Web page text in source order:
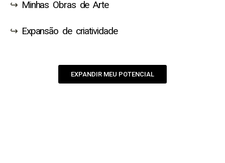
↪︎ Minhas Obras de Arte
↪︎ Expansão de criatividade
EXPANDIR MEU POTENCIAL